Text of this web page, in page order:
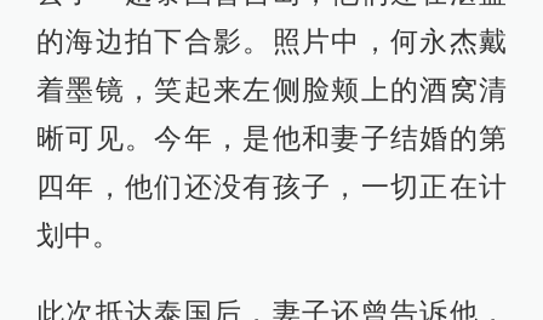
的海边拍下合影。照片中，何永杰戴
着墨镜，笑起来左侧脸颊上的酒窝清
晰可见。今年，是他和妻子结婚的第
四年，他们还没有孩子，一切正在计
划中。
此次抵达泰国后，妻子还曾告诉他，